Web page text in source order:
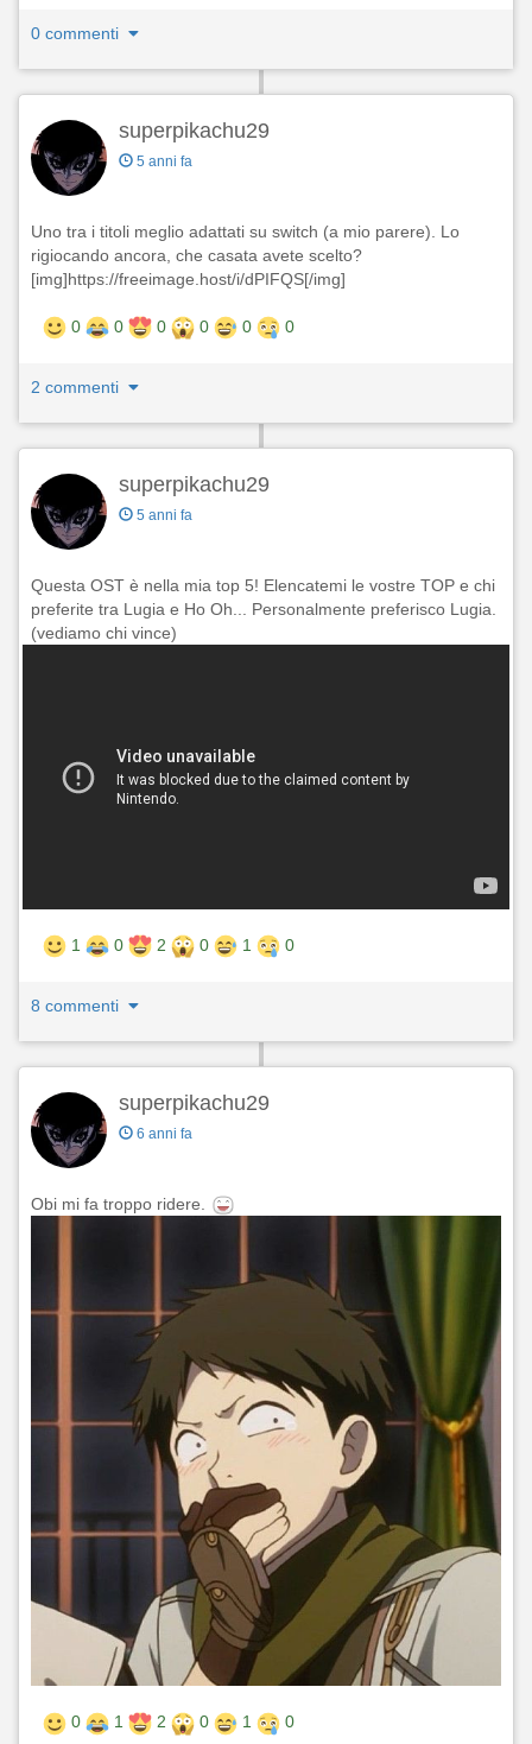
0 commenti
superpikachu29
5 anni fa
Uno tra i titoli meglio adattati su switch (a mio parere). Lo
rigiocando ancora, che casata avete scelto?
[img]https://freeimage.host/i/dPIFQS[/img]
0 0 0 0 0 0
2 commenti
superpikachu29
5 anni fa
Questa OST è nella mia top 5! Elencatemi le vostre TOP e chi
preferite tra Lugia e Ho Oh... Personalmente preferisco Lugia.
(vediamo chi vince)
1 0 2 0 1 0
8 commenti
superpikachu29
6 anni fa
Obi mi fa troppo ridere.
0 1 2 0 1 0